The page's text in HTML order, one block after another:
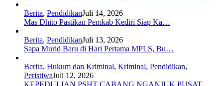
Berita, PendidikanJuli 14, 2026
Mas Dhito Pastikan Pemkab Kediri Siap Ka…
Berita, PendidikanJuli 13, 2026
Sapa Murid Baru di Hari Pertama MPLS, Bu…
Berita, Hukum dan Kriminal, Kriminal, Pendidikan,
PeristiwaJuli 12, 2026
KEPEDULIAN PSHT CABANG NGANJUK PUSAT